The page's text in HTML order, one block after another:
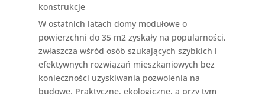
konstrukcje
W ostatnich latach domy modułowe o
powierzchni do 35 m2 zyskały na popularności,
zwłaszcza wśród osób szukających szybkich i
efektywnych rozwiązań mieszkaniowych bez
konieczności uzyskiwania pozwolenia na
budowę. Praktyczne, ekologiczne, a przy tym